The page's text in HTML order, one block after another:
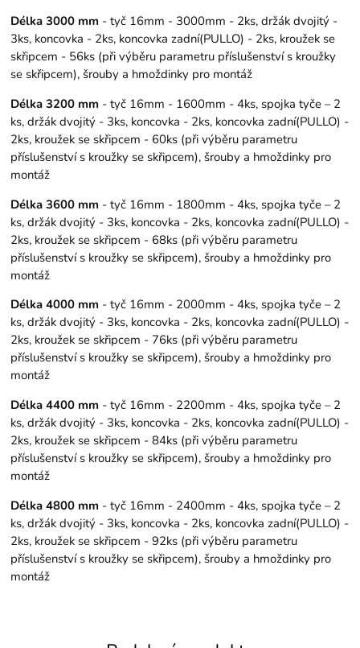
Délka 3000 mm - tyč 16mm - 3000mm - 2ks, držák dvojitý -
3ks, koncovka - 2ks, koncovka zadní(PULLO) - 2ks, kroužek se
skřipcem - 56ks (při výběru parametru příslušenství s kroužky
se skřipcem), šrouby a hmoždinky pro montáž
Délka 3200 mm - tyč 16mm - 1600mm - 4ks, spojka tyče – 2
ks, držák dvojitý - 3ks, koncovka - 2ks, koncovka zadní(PULLO) -
2ks, kroužek se skřipcem - 60ks (při výběru parametru
příslušenství s kroužky se skřipcem), šrouby a hmoždinky pro
montáž
Délka 3600 mm - tyč 16mm - 1800mm - 4ks, spojka tyče – 2
ks, držák dvojitý - 3ks, koncovka - 2ks, koncovka zadní(PULLO) -
2ks, kroužek se skřipcem - 68ks (při výběru parametru
příslušenství s kroužky se skřipcem), šrouby a hmoždinky pro
montáž
Délka 4000 mm - tyč 16mm - 2000mm - 4ks, spojka tyče – 2
ks, držák dvojitý - 3ks, koncovka - 2ks, koncovka zadní(PULLO) -
2ks, kroužek se skřipcem - 76ks (při výběru parametru
příslušenství s kroužky se skřipcem), šrouby a hmoždinky pro
montáž
Délka 4400 mm - tyč 16mm - 2200mm - 4ks, spojka tyče – 2
ks, držák dvojitý - 3ks, koncovka - 2ks, koncovka zadní(PULLO) -
2ks, kroužek se skřipcem - 84ks (při výběru parametru
příslušenství s kroužky se skřipcem), šrouby a hmoždinky pro
montáž
Délka 4800 mm - tyč 16mm - 2400mm - 4ks, spojka tyče – 2
ks, držák dvojitý - 3ks, koncovka - 2ks, koncovka zadní(PULLO) -
2ks, kroužek se skřipcem - 92ks (při výběru parametru
příslušenství s kroužky se skřipcem), šrouby a hmoždinky pro
montáž